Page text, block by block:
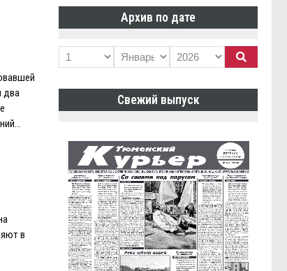
два
в
Архив по дате
Свежий выпуск